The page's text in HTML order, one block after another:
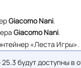
Giacomo Nani.
Giacomo Nani.
«Леста Игры».
будут доступны в